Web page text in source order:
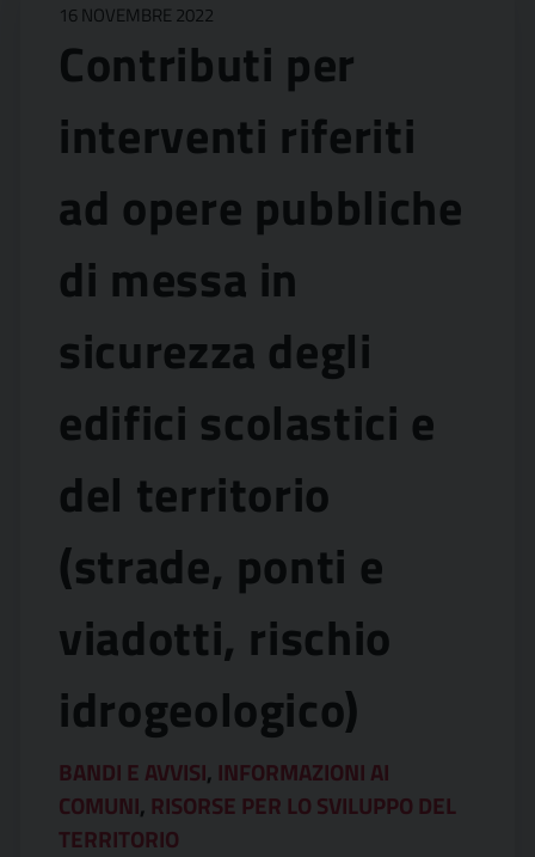
16 NOVEMBRE 2022
Contributi per
interventi riferiti
ad opere pubbliche
di messa in
sicurezza degli
edifici scolastici e
del territorio
(strade, ponti e
viadotti, rischio
idrogeologico)
BANDI E AVVISI, INFORMAZIONI AI
COMUNI, RISORSE PER LO SVILUPPO DEL
TERRITORIO